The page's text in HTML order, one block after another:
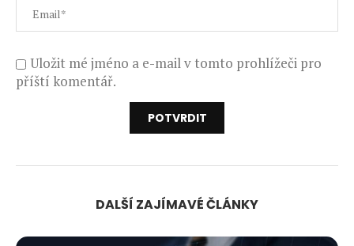
Uložit mé jméno a e-mail v tomto prohlížeči pro
příští komentář.
DALŠÍ ZAJÍMAVÉ ČLÁNKY